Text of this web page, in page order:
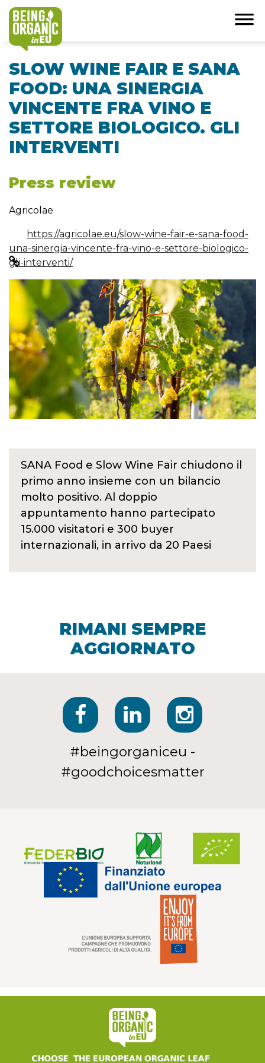
SLOW WINE FAIR E SANA
FOOD: UNA SINERGIA
VINCENTE FRA VINO E
SETTORE BIOLOGICO. GLI
INTERVENTI
Press review
Agricolae
https://agricolae.eu/slow-wine-fair-e-sana-food-
una-sinergia-vincente-fra-vino-e-settore-biologico-
gli-interventi/
SANA Food e Slow Wine Fair chiudono il
primo anno insieme con un bilancio
molto positivo. Al doppio
appuntamento hanno partecipato
15.000 visitatori e 300 buyer
internazionali, in arrivo da 20 Paesi
RIMANI SEMPRE
AGGIORNATO
#beingorganiceu -
#goodchoicesmatter